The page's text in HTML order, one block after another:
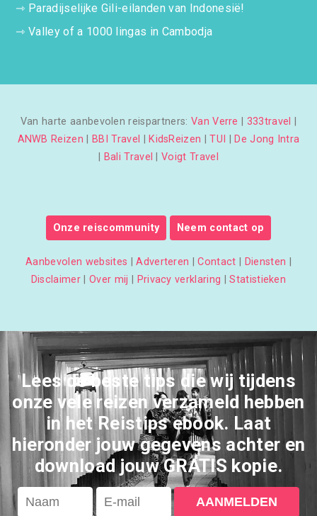
⇾ Paradijselijke Gili-eilanden van Indonesië!
⇾Valley of a 1000 lingas in Cambodja
Van harte aanbevolen reispartners: Van Verre 333travel
ANWB Reizen
BBI Travel KidsReizen |TUI
De Jong Intra
Bali Travel |Voigt Travel
Onze reiscommunity Neem contact op
Aanbevolen websites |Adverteren |Contact Diensten
Disclaimer |Over mij Privacy verklaring |Statistieken
Lees de beste tips die wij tijdens
onze vele reizen verzameld hebben
in het Reistips ebook. Laat
hieronder jouw gegevens achter en
download jouw GRATIS kopie.